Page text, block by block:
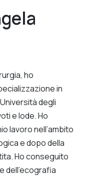
ho
in
degli
e lode. Ho
lavoro nell’ambito
e dopo della
Ho conseguito
dell’ecografia